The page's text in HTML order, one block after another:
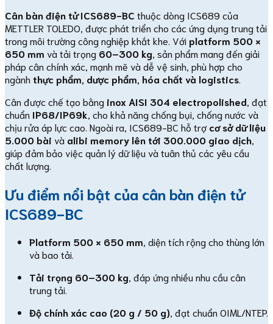
Cân bàn điện tử ICS689-BC thuộc dòng ICS689 của
METTLER TOLEDO, được phát triển cho các ứng dụng trung tải
trong môi trường công nghiệp khắt khe. Với platform 500 ×
650 mm và tải trọng 60–300 kg , sản phẩm mang đến giải
pháp cân chính xác, mạnh mẽ và dễ vệ sinh, phù hợp cho
ngành thực phẩm, dược phẩm, hóa chất và logistics
Cân được chế tạo bằng inox AISI 304 electropolished , đạt
chuẩn IP68/IP69k , cho khả năng chống bụi, chống nước và
chịu rửa áp lực cao. Ngoài ra, ICS689-BC hỗ trợcơ sở dữ liệu
5.000 bài và alibi memory lên tới 300.000 giao dịch
giúp đảm bảo việc quản lý dữ liệu và tuân thủ các yêu cầu
chất lượng.
Ưu điểm nổi bật của cân bàn điện tử
ICS689-BC
Platform 500 × 650 mm , diện tích rộng cho thùng lớn
và bao tải.
Tải trọng 60–300 kg , đáp ứng nhiều nhu cầu cân
trung tải.
Độ chính xác cao (20 g / 50 g) , đạt chuẩn OIML/NTEP.